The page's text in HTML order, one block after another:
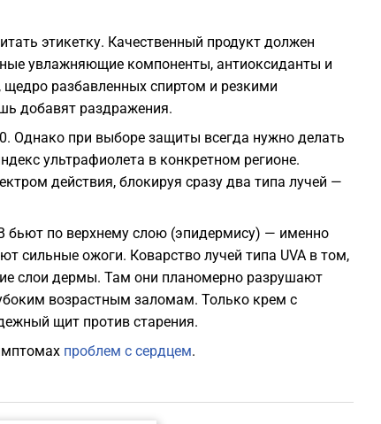
этикетку. Качественный продукт должен
увлажняющие компоненты, антиоксиданты и
разбавленных спиртом и резкими
добавят раздражения.
Однако при выборе защиты всегда нужно делать
ультрафиолета в конкретном регионе.
действия, блокируя сразу два типа лучей —
бьют по верхнему слою (эпидермису) — именно
сильные ожоги. Коварство лучей типа UVA в том,
слои дермы. Там они планомерно разрушают
возрастным заломам. Только крем с
щит против старения.
проблем с сердцем.